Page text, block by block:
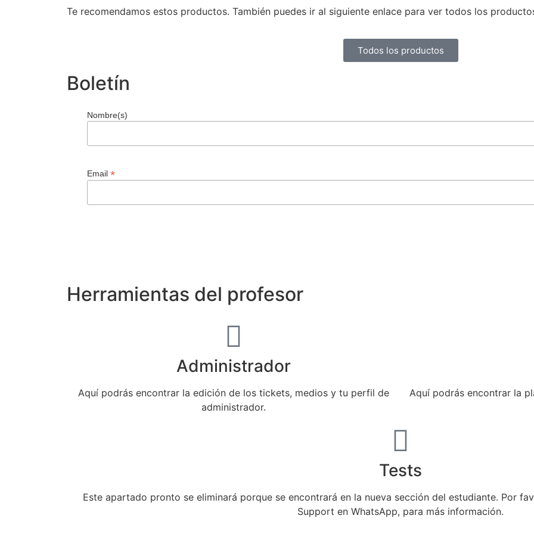
Te recomendamos estos productos. También puedes ir al siguiente enlace para ver todos los
Todos los productos
Boletín
Nombre(s)
Email *
Herramientas del profesor
Administrador
Aquí podrás encontrar la edición de los tickets, medios y tu perfil de
administrador.
Aquí podrás encontrar la
Tests
Este apartado pronto se eliminará porque se encontrará en la nueva sección del estudiante. Por
Support en WhatsApp, para más información.